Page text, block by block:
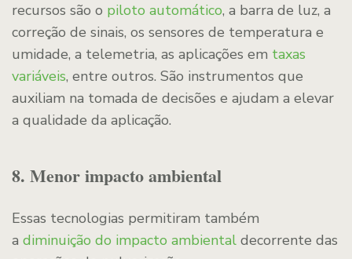
recursos são o piloto automático, a barra de luz, a
correção de sinais, os sensores de temperatura e
umidade, a telemetria, as aplicações em taxas
variáveis, entre outros. São instrumentos que
auxiliam na tomada de decisões e ajudam a elevar
a qualidade da aplicação.
8. Menor impacto ambiental
Essas tecnologias permitiram também
a diminuição do impacto ambiental decorrente das